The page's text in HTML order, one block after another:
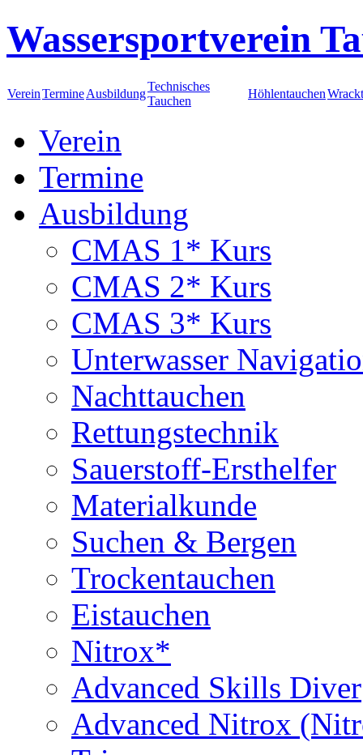
Wassersportverein
VereinTermineAusbildung
Technisches
Tauchen
Höhlentauchen
Verein
Termine
Ausbildung
CMAS 1* Kurs
CMAS 2* Kurs
CMAS 3* Kurs
Unterwasser
Nachttauchen
Rettungstechnik
Sauerstoff-Ersthelfer
Materialkunde
Suchen & Bergen
Trockentauchen
Eistauchen
Nitrox*
Advanced Skills Diver
Advanced Nitrox